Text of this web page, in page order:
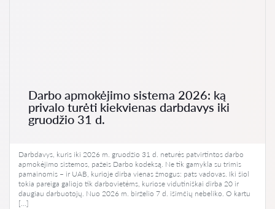
Darbo apmokėjimo sistema 2026: ką
privalo turėti kiekvienas darbdavys iki
gruodžio 31 d.
Darbdavys, kuris iki 2026 m. gruodžio 31 d. neturės patvirtintos darbo
apmokėjimo sistemos, pažeis Darbo kodeksą. Ne tik gamykla su trimis
pamainomis – ir UAB, kurioje dirba vienas žmogus: pats vadovas. Iki šiol
tokia pareiga galiojo tik darbovietėms, kuriose vidutiniškai dirba 20 ir
daugiau darbuotojų. Nuo 2026 m. birželio 7 d. išimčių nebeliko. O kartu
[…]